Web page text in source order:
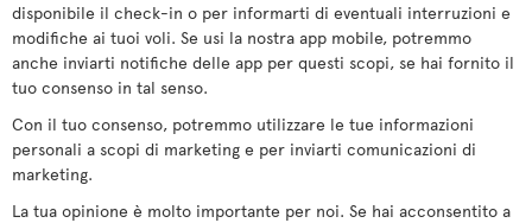
disponibile il check-in o per informarti di eventuali interruzioni e
modifiche ai tuoi voli. Se usi la nostra app mobile, potremmo
anche inviarti notifiche delle app per questi scopi, se hai fornito il
tuo consenso in tal senso.
Con il tuo consenso, potremmo utilizzare le tue informazioni
personali a scopi di marketing e per inviarti comunicazioni di
marketing.
La tua opinione è molto importante per noi. Se hai acconsentito a